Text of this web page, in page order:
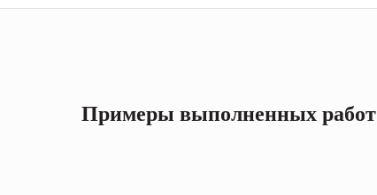
Примеры выполненных работ